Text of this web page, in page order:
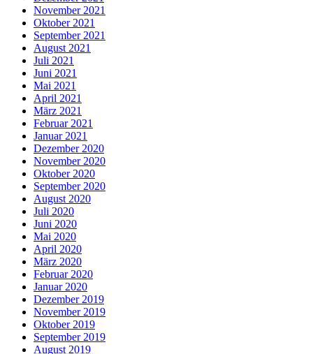
November 2021
Oktober 2021
September 2021
August 2021
Juli 2021
Juni 2021
Mai 2021
April 2021
März 2021
Februar 2021
Januar 2021
Dezember 2020
November 2020
Oktober 2020
September 2020
August 2020
Juli 2020
Juni 2020
Mai 2020
April 2020
März 2020
Februar 2020
Januar 2020
Dezember 2019
November 2019
Oktober 2019
September 2019
August 2019